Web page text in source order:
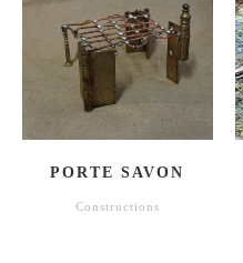
PORTE SAVON
Constructions